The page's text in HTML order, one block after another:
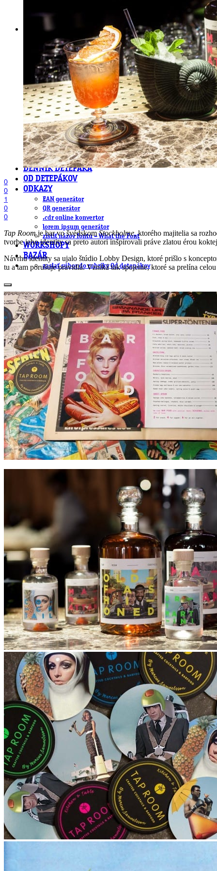
NÁVODY
základy DTP
pre klientov
pdf, ps, acrobat, distiller
fonty, písmo, typografia
farby a color management návody
indesign
photoshop
illustrator
lightroom
OS X
office
fonty zadarmo
rozmery papiera
slovník pojmov
DENNÍK DETEPÁKA
OD DETEPÁKOV
ODKAZY
EAN generátor
QR generátor
.cdr online konvertor
lorem ipsum generátor
zistiť názov fontu – What the Font
WORKSHOPY
BAZÁR
zaslať súbor do rubriky Od detepákov
0
0
1
0
0
Tap Roomje bar vo švédskomStockholme,ktorého majitelia sa
tvorbe jeho identity sa preto autori inšpirovali práve zlatou érou
Návrhu identity sa ujalo štúdio Lobby Design, ktoré prišlo s
tu a tam porušuje pravidlá. Vzniká tak spojenie, ktoré sa prelína